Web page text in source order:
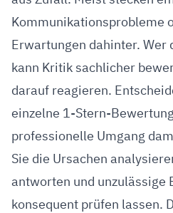
Kommunikationsprobleme
Erwartungen dahinter. Wer
kann Kritik sachlicher
darauf reagieren.
einzelne 1-Stern-
professionelle Umgang
Sie die Ursachen
antworten und unzulässige
konsequent prüfen lassen.